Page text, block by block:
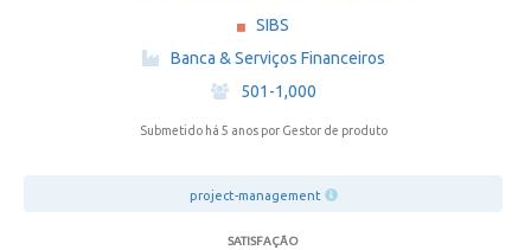
SIBS
Banca & Serviços Financeiros
·
501-1,000
Submetido há 5 anos por Gestor de produto
project-management
SATISFAÇÃO